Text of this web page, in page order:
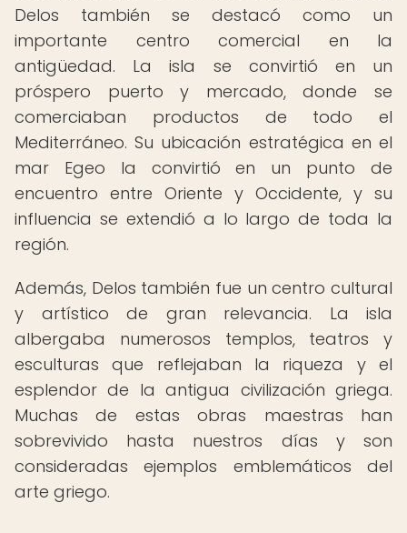
Delos también se destacó como un
importante centro comercial en la
antigüedad. La isla se convirtió en un
próspero puerto y mercado, donde se
comerciaban productos de todo el
Mediterráneo. Su ubicación estratégica en el
mar Egeo la convirtió en un punto de
encuentro entre Oriente y Occidente, y su
influencia se extendió a lo largo de toda la
región.
Además, Delos también fue un centro cultural
y artístico de gran relevancia. La isla
albergaba numerosos templos, teatros y
esculturas que reflejaban la riqueza y el
esplendor de la antigua civilización griega.
Muchas de estas obras maestras han
sobrevivido hasta nuestros días y son
consideradas ejemplos emblemáticos del
arte griego.